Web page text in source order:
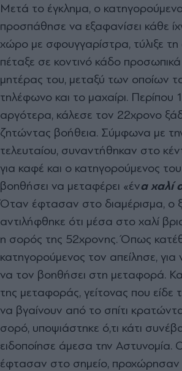
Μετά το έγκλημα, ο
προσπάθησε να εξαφανίσει κάθε
χώρο με σφουγγαρίστρα, τύλιξε τη
πέταξε σε κοντινό κάδο προσωπικά
μητέρας του, μεταξύ των οποίων
τηλέφωνο και το μαχαίρι. Περίπου
αργότερα, κάλεσε τον 22χρονο
ζητώντας βοήθεια. Σύμφωνα με
τελευταίου, συναντήθηκαν στο
για καφέ και ο κατηγορούμενος
βοηθήσει να μεταφέρει «ένα χαλί
Όταν έφτασαν στο διαμέρισμα, ο
αντιλήφθηκε ότι μέσα στο χαλί
η σορός της 52χρονης. Όπως
κατηγορούμενος τον απείλησε,
να τον βοηθήσει στη μεταφορά.
της μεταφοράς, γείτονας που είδε
να βγαίνουν από το σπίτι
σορό, υποψιάστηκε ό,τι κάτι
ειδοποίησε άμεσα την Αστυνομία.
έφτασαν στο σημείο, προχώρησαν